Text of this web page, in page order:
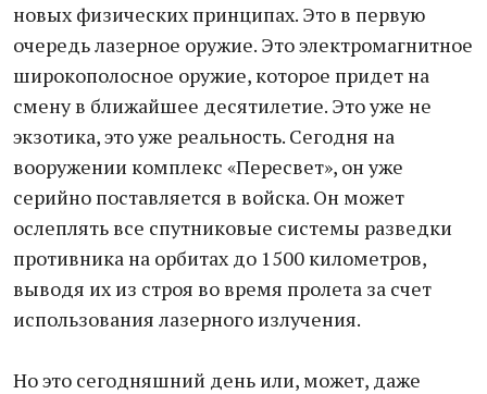
новых физических принципах. Это в первую
очередь лазерное оружие. Это электромагнитное
широкополосное оружие, которое придет на
смену в ближайшее десятилетие. Это уже не
экзотика, это уже реальность. Сегодня на
вооружении комплекс «Пересвет», он уже
серийно поставляется в войска. Он может
ослеплять все спутниковые системы разведки
противника на орбитах до 1500 километров,
выводя их из строя во время пролета за счет
использования лазерного излучения.
Но это сегодняшний день или, может, даже